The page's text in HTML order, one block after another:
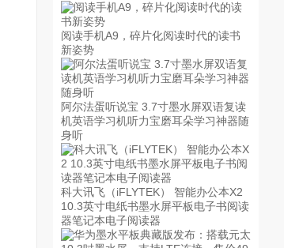
阅读手机A9，碎片化阅读时代的读书
新姿势
阿尔法蛋听说宝 3.7寸墨水屏双语复读
机英语学习机听力宝磨耳朵学习神器随
身听
科大讯飞（iFLYTEK） 智能办公本X2
10.3英寸电纸书墨水屏平板电子书阅读
器笔记本电子阅读器